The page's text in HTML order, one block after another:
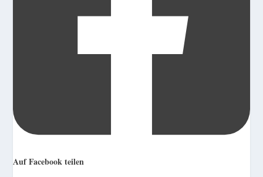
Auf Facebook teilen